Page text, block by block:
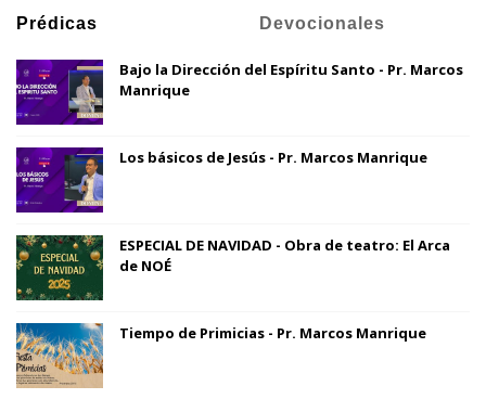
Prédicas Devocionales
Bajo la Dirección del Espíritu Santo - Pr. Marcos
Manrique
Los básicos de Jesús - Pr. Marcos Manrique
ESPECIAL DE NAVIDAD - Obra de teatro: El Arca
de NOÉ
Tiempo de Primicias - Pr. Marcos Manrique